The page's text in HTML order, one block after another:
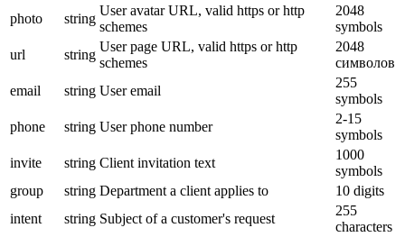
photo
string
User avatar URL, valid https or http
schemes
2048
symbols
url
string
User page URL, valid https or http
schemes
2048
символов
email
string User email
255
symbols
phone
string User phone number
2-15
symbols
invite
string Client invitation text
1000
symbols
group
string Department a client applies to
10 digits
intent
string Subject of a customer's request
255
characters